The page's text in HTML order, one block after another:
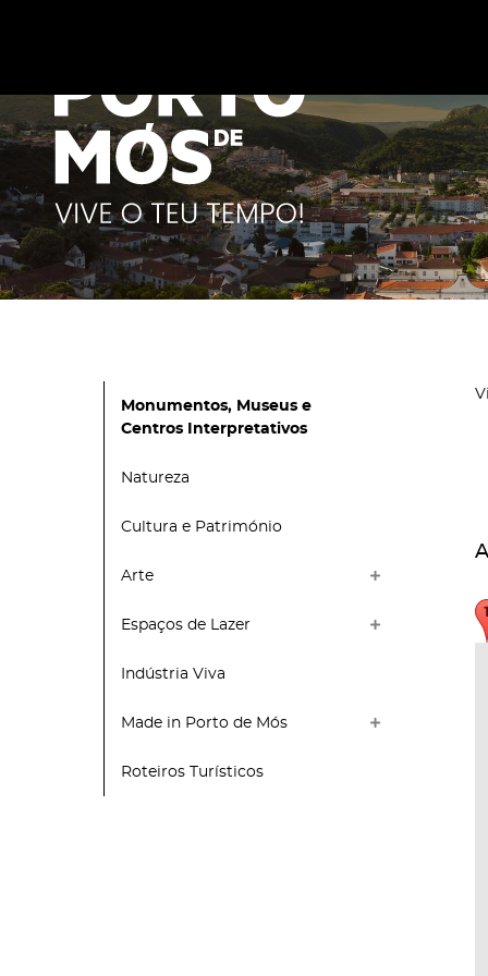
Monumentos, Museus e
Centros Interpretativos
Natureza
Cultura e Património
Arte
Espaços de Lazer
Indústria Viva
Made in Porto de Mós
Roteiros Turísticos